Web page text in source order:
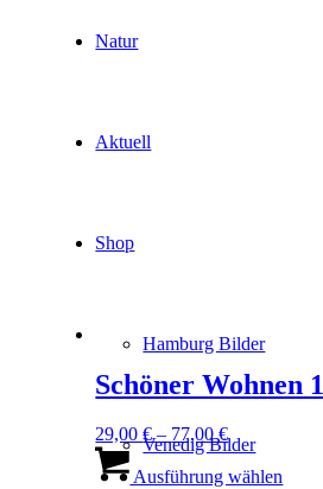
Natur
Aktuell
Shop
Hamburg Bilder
Venedig Bilder
Schöner Wohnen 1
29,00€– 77,00€
Ausführung wählen